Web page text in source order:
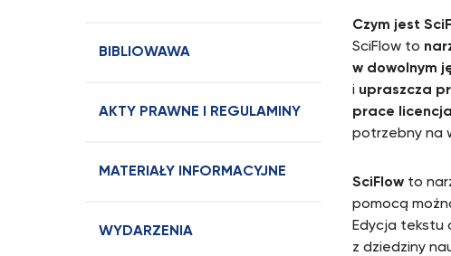
BIBLIOWAWA
AKTY PRAWNE I REGULAMINY
MATERIAŁY INFORMACYJNE
WYDARZENIA
Czym jest
SciFlow to
w dowolnym
i upraszcza
prace
potrzebny na
SciFlow to
pomocą
Edycja tekstu
z dziedziny